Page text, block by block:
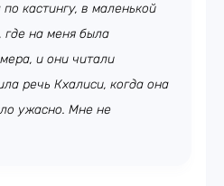
кастингу, в маленькой
на меня была
и они читали
речь Кхалиси, когда она
ужасно. Мне не